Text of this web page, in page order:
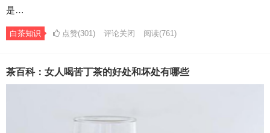
是…
白茶知识 点赞(301) 评论关闭 阅读(761)
茶百科：女人喝苦丁茶的好处和坏处有哪些